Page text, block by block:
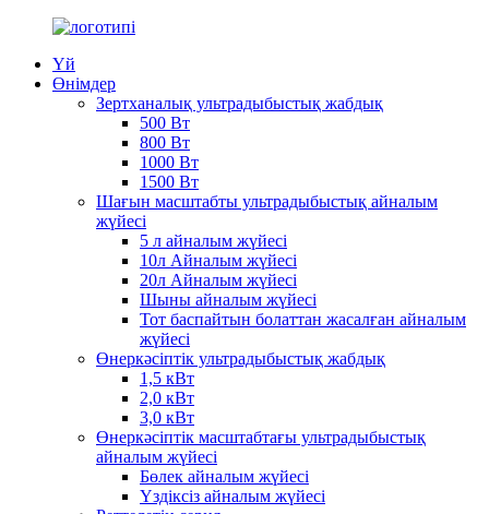
Үй
Өнімдер
Зертханалық ультрадыбыстық жабдық
500 Вт
800 Вт
1000 Вт
1500 Вт
Шағын масштабты ультрадыбыстық айналым
жүйесі
5 л айналым жүйесі
10л Айналым жүйесі
20л Айналым жүйесі
Шыны айналым жүйесі
Тот баспайтын болаттан жасалған айналым
жүйесі
Өнеркәсіптік ультрадыбыстық жабдық
1,5 кВт
2,0 кВт
3,0 кВт
Өнеркәсіптік масштабтағы ультрадыбыстық
айналым жүйесі
Бөлек айналым жүйесі
Үздіксіз айналым жүйесі